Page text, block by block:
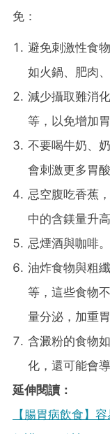
免：
避免刺激性食
如火鍋、肥肉、
減少攝取難消
等，以免增加胃
不要喝牛奶、
會刺激更多胃酸
忌空腹吃香蕉
中的含鎂量升
忌煙酒與咖啡。
油炸食物與粗
等，這些食物
量分泌，加重胃
含澱粉的食物
化，還可能會
延伸閱讀：
【腸胃病飲食】